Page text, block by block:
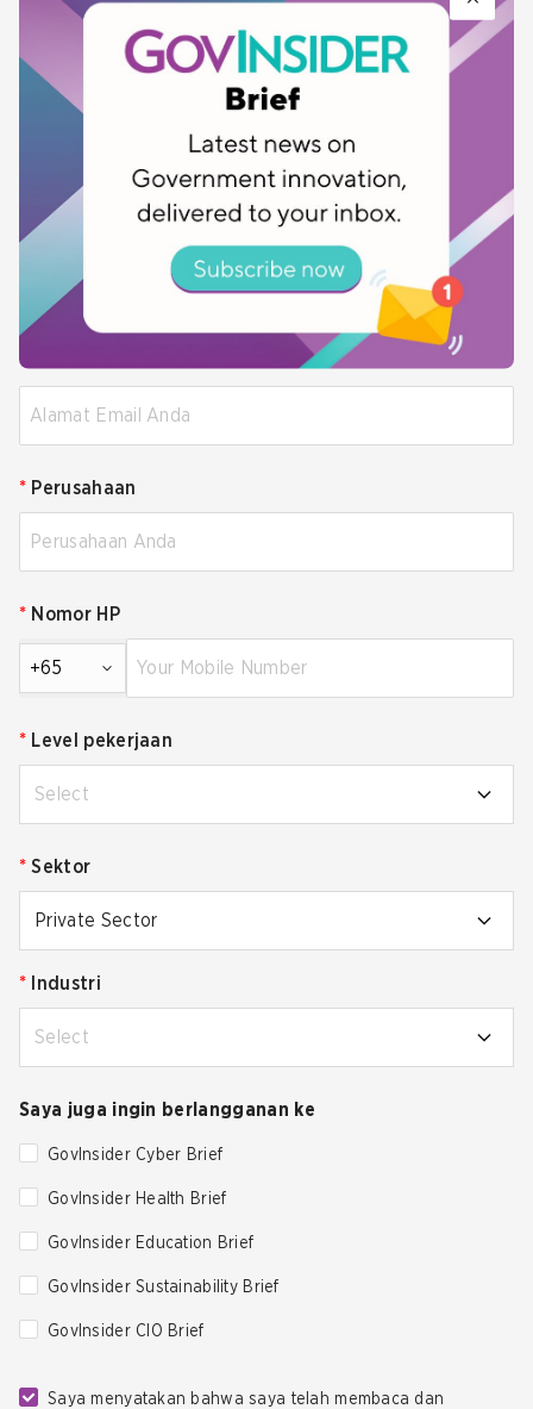
Negara
* Jabatan Pekerjaan
*
* Perusahaan
* Nomor HP
+65
* Level pekerjaan
Select
* Sektor
Private Sector
* Industri
Select
Saya juga ingin berlangganan ke
GovInsider Cyber Brief
GovInsider Health Brief
GovInsider Education Brief
GovInsider Sustainability Brief
GovInsider CIO Brief
Saya menyatakan bahwa saya telah membaca dan